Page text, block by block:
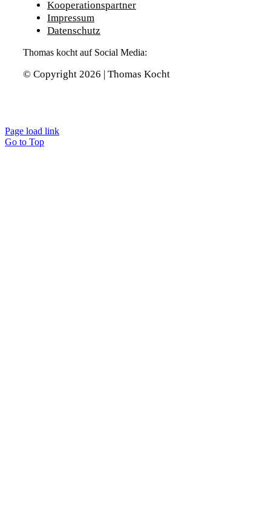
Kooperationspartner
Impressum
Datenschutz
Thomas kocht auf Social Media:
© Copyright 2026 | Thomas Kocht
Page load link
Go to Top